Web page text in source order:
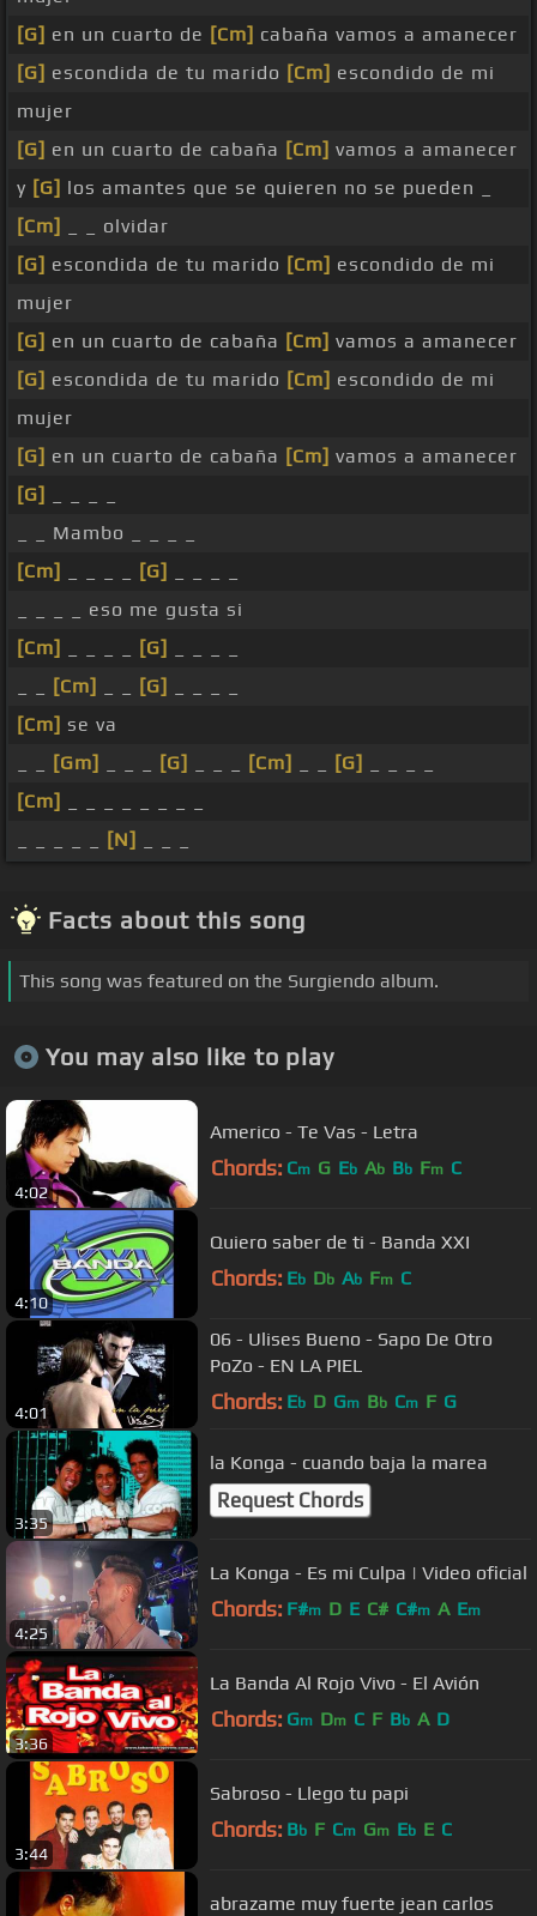
[G] en un cuarto de [Cm] cabaña vamos a amanecer
[G] escondida de tu marido [Cm] escondido de mi
mujer
[G] en un cuarto de cabaña [Cm] vamos a amanecer
y [G] los amantes que se quieren no se pueden _
[Cm]
_ _ olvidar
[G] escondida de tu marido [Cm] escondido de mi
mujer
[G] en un cuarto de cabaña [Cm] vamos a amanecer
[G] escondida de tu marido [Cm] escondido de mi
mujer
[G] en un cuarto de cabaña [Cm] vamos a amanecer
[G]
_ _ Mambo _ _ _ _
[Cm]
[G]
_ _ _ _ eso me gusta si
[Cm]
[G]
[Cm] [G]
[Cm] se va
[Gm] [G] [Cm] [G]
[Cm]
[N]
Facts about this song
This song was featured on the Surgiendo album.
You may also like to play
4:02
Americo - Te Vas - Letra
Chords: Cm G Eb Ab Bb Fm C
4:10
Quiero saber de ti - Banda XXI
Chords: Eb Db Ab Fm C
4:01
06 - Ulises Bueno - Sapo De Otro
PoZo - EN LA PIEL
Chords: Eb D Gm Bb Cm F G
3:35
la Konga - cuando baja la marea
Request Chords
4:25
La Konga - Es mi Culpa | Video oficial
Chords: F#m D E C# C#m A Em
3:36
La Banda Al Rojo Vivo - El Avión
Chords: Gm Dm C F Bb A D
3:44
Sabroso - Llego tu papi
Chords: Bb F Cm Gm Eb E C
abrazame muy fuerte jean carlos